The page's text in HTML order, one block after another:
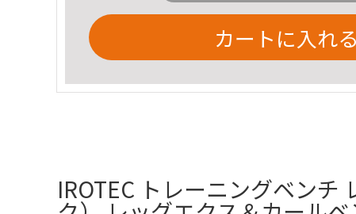
カートに入れる
IROTEC トレーニングベンチ